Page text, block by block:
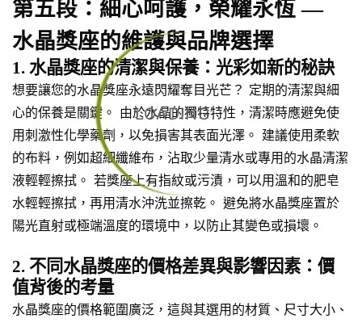
LOADING...
第五段：細心呵護，榮耀永恆 —
水晶獎座的維護與品牌選擇
1. 水晶獎座的清潔與保養：光彩如新的秘訣
想要讓您的水晶獎座永遠閃耀奪目光芒？ 定期的清潔與細
心的保養是關鍵。 由於水晶的獨特特性，清潔時應避免使
用刺激性化學藥劑，以免損害其表面光澤。 建議使用柔軟
的布料，例如超細纖維布，沾取少量清水或專用的水晶清潔
液輕輕擦拭。 若獎座上有指紋或污漬，可以用溫和的肥皂
水輕輕擦拭，再用清水沖洗並擦乾。 避免將水晶獎座置於
陽光直射或極端溫度的環境中，以防止其變色或損壞。
2. 不同水晶獎座的價格差異與影響因素：價
值背後的考量
水晶獎座的價格範圍廣泛，這與其選用的材質、尺寸大小、